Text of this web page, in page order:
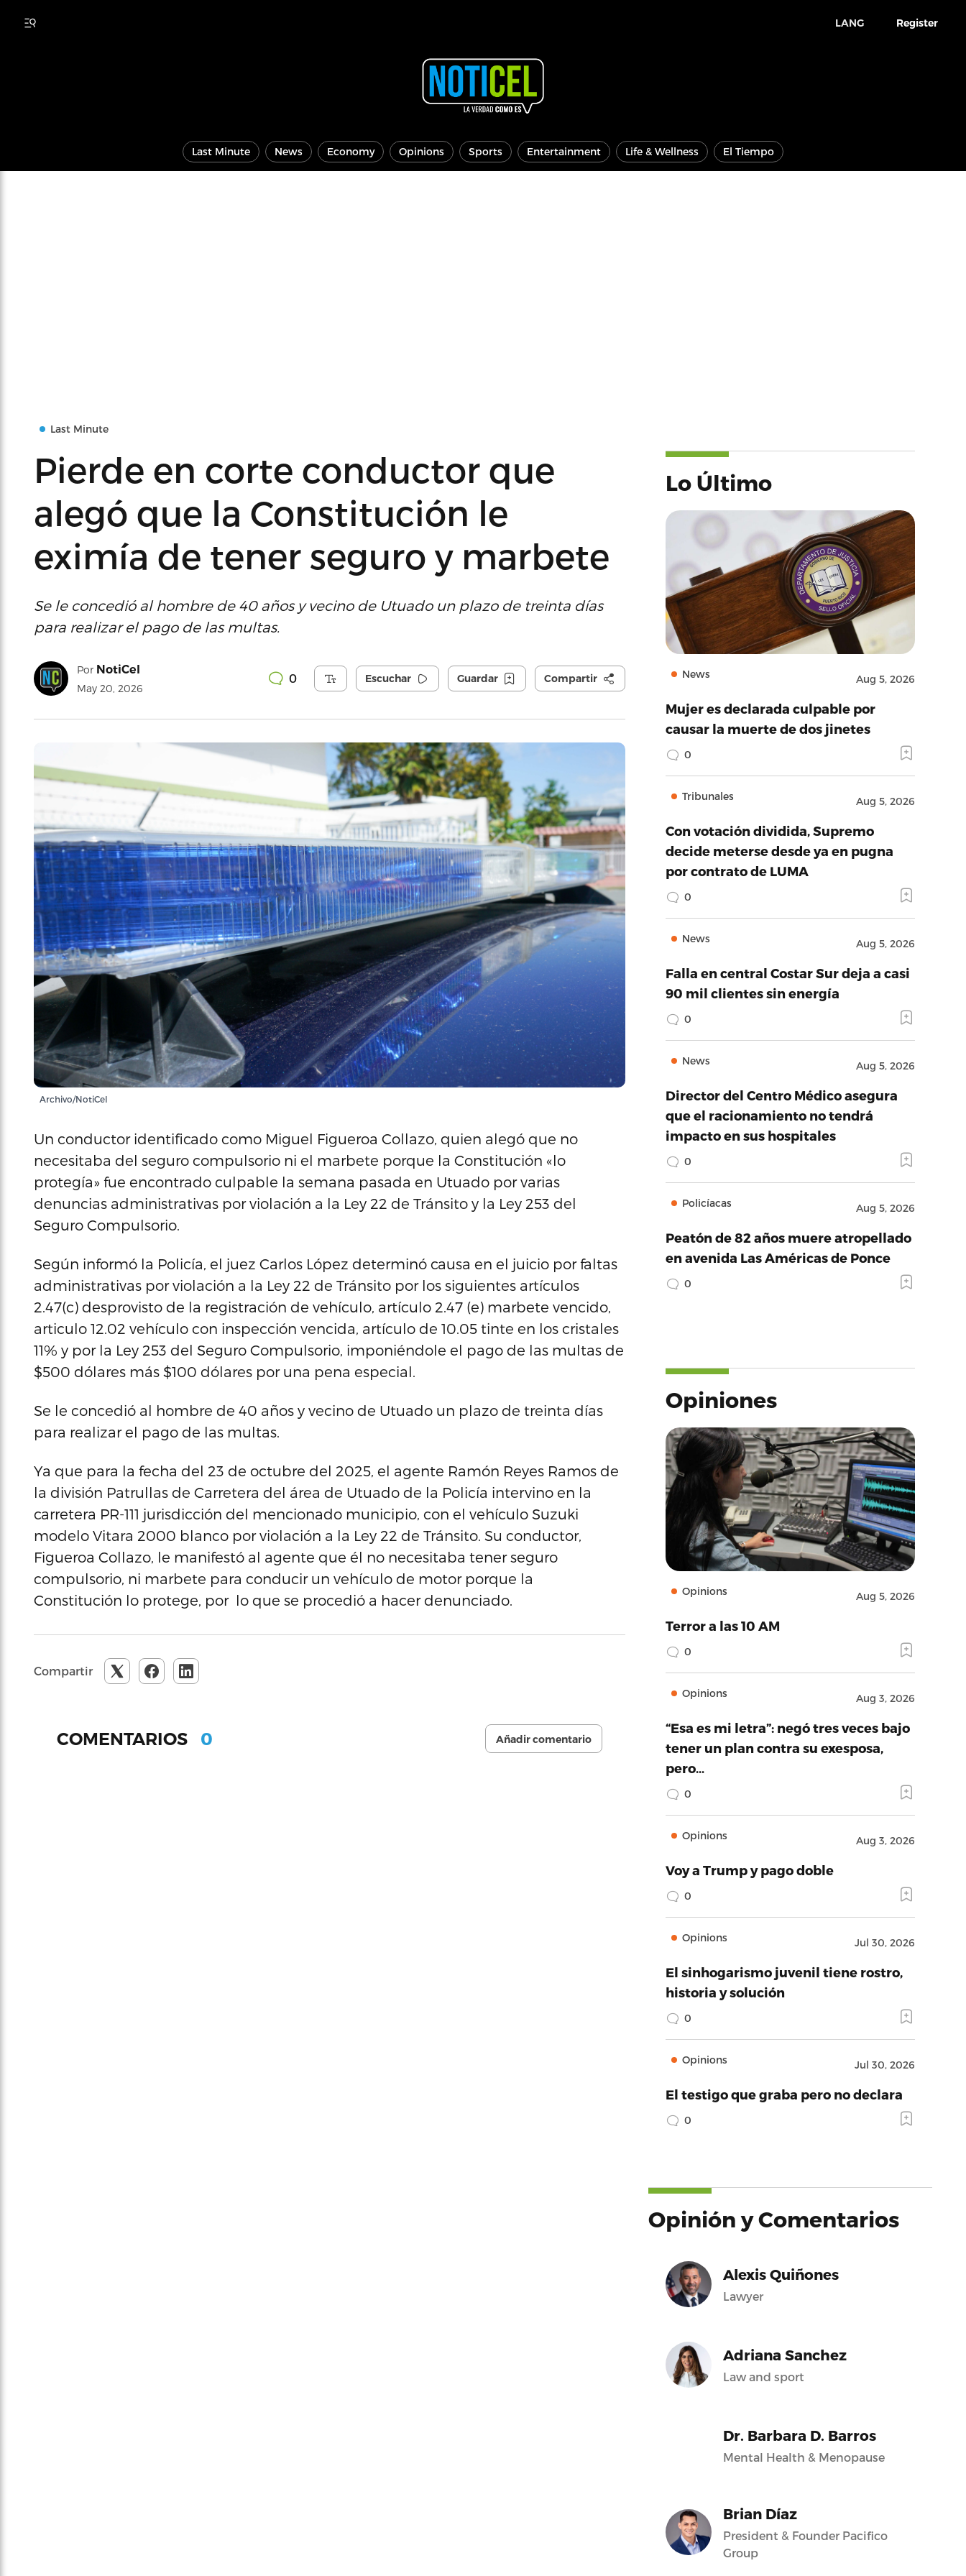
LANG Register
Last Minute News Economy Opinions Sports Entertainment Life & Wellness El Tiempo
Last Minute
Pierde en corte conductor que
alegó que la Constitución le
eximía de tener seguro y marbete
Se le concedió al hombre de 40 años y vecino de Utuado un plazo de treinta días
para realizar el pago de las multas.
Por NotiCel
May 20, 2026
0 Escuchar Guardar Compartir
Archivo/NotiCel
Un conductor identificado como Miguel Figueroa Collazo, quien alegó que no
necesitaba del seguro compulsorio ni el marbete porque la Constitución «lo
protegía» fue encontrado culpable la semana pasada en Utuado por varias
denuncias administrativas por violación a la Ley 22 de Tránsito y la Ley 253 del
Seguro Compulsorio.
Según informó la Policía, el juez Carlos López determinó causa en el juicio por faltas
administrativas por violación a la Ley 22 de Tránsito por los siguientes artículos
2.47(c) desprovisto de la registración de vehículo, artículo 2.47 (e) marbete vencido,
articulo 12.02 vehículo con inspección vencida, artículo de 10.05 tinte en los cristales
11% y por la Ley 253 del Seguro Compulsorio, imponiéndole el pago de las multas de
$500 dólares más $100 dólares por una pena especial.
Se le concedió al hombre de 40 años y vecino de Utuado un plazo de treinta días
para realizar el pago de las multas.
Ya que para la fecha del 23 de octubre del 2025, el agente Ramón Reyes Ramos de
la división Patrullas de Carretera del área de Utuado de la Policía intervino en la
carretera PR-111 jurisdicción del mencionado municipio, con el vehículo Suzuki
modelo Vitara 2000 blanco por violación a la Ley 22 de Tránsito. Su conductor,
Figueroa Collazo, le manifestó al agente que él no necesitaba tener seguro
compulsorio, ni marbete para conducir un vehículo de motor porque la
Constitución lo protege, por lo que se procedió a hacer denunciado.
Compartir
COMENTARIOS 0 Añadir comentario
Lo Último
News Aug 5, 2026
Mujer es declarada culpable por
causar la muerte de dos jinetes
0
Tribunales Aug 5, 2026
Con votación dividida, Supremo
decide meterse desde ya en pugna
por contrato de LUMA
0
News Aug 5, 2026
Falla en central Costar Sur deja a casi
90 mil clientes sin energía
0
News Aug 5, 2026
Director del Centro Médico asegura
que el racionamiento no tendrá
impacto en sus hospitales
0
Policíacas Aug 5, 2026
Peatón de 82 años muere atropellado
en avenida Las Américas de Ponce
0
Opiniones
Opinions Aug 5, 2026
Terror a las 10 AM
0
Opinions Aug 3, 2026
“Esa es mi letra”: negó tres veces bajo
tener un plan contra su exesposa,
pero…
0
Opinions Aug 3, 2026
Voy a Trump y pago doble
0
Opinions Jul 30, 2026
El sinhogarismo juvenil tiene rostro,
historia y solución
0
Opinions Jul 30, 2026
El testigo que graba pero no declara
0
Opinión y Comentarios
Alexis Quiñones
Lawyer
Adriana Sanchez
Law and sport
Dr. Barbara D. Barros
Mental Health & Menopause
Brian Díaz
President & Founder Pacifico
Group